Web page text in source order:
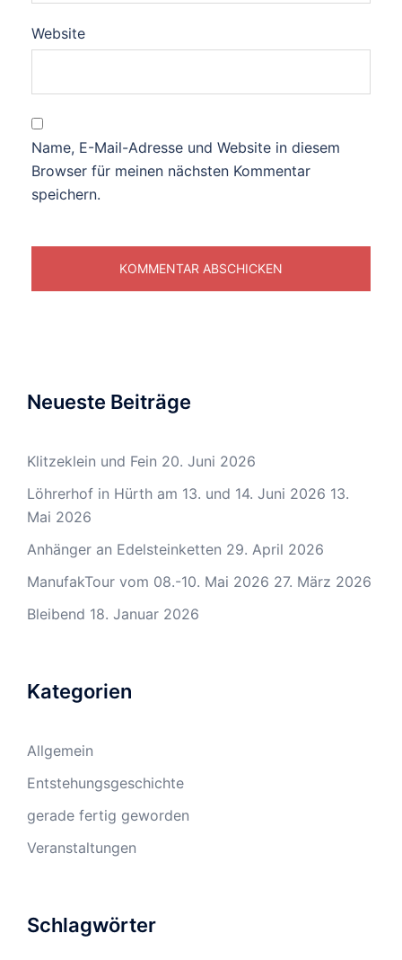
Website
Name, E-Mail-Adresse und Website in diesem
Browser für meinen nächsten Kommentar
speichern.
Neueste Beiträge
Klitzeklein und Fein 20. Juni 2026
Löhrerhof in Hürth am 13. und 14. Juni 2026 13.
Mai 2026
Anhänger an Edelsteinketten 29. April 2026
ManufakTour vom 08.-10. Mai 2026 27. März 2026
Bleibend 18. Januar 2026
Kategorien
Allgemein
Entstehungsgeschichte
gerade fertig geworden
Veranstaltungen
Schlagwörter